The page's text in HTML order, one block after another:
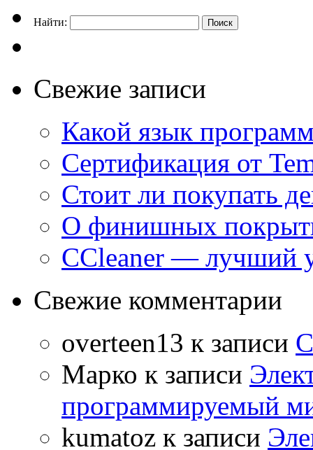
Найти:
Свежие записи
Какой язык
Сертификация от
Стоит ли покупать
О финишных
CCleaner — лучший
Свежие комментарии
overteen13 к записи
Марко к записи
программируемый
kumatoz к записи